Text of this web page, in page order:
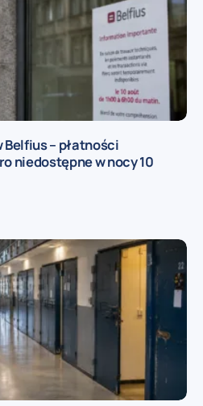
– płatności
niedostępne w nocy 10